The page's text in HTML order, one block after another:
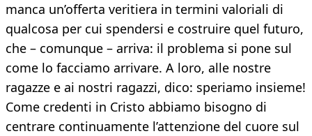
manca un’offerta veritiera in termini valoriali di
qualcosa per cui spendersi e costruire quel futuro,
che – comunque – arriva: il problema si pone sul
come lo facciamo arrivare. A loro, alle nostre
ragazze e ai nostri ragazzi, dico: speriamo insieme!
Come credenti in Cristo abbiamo bisogno di
centrare continuamente l’attenzione del cuore sul